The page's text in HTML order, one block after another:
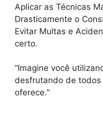
Aplicar as Técnicas
Drasticamente o
Evitar Multas e
certo.
“Imagine você
desfrutando de
oferece.”